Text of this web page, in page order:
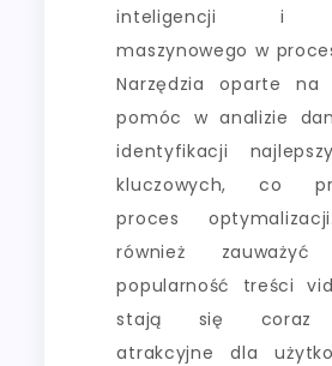
inteligencji i
maszynowego w
Narzędzia oparte
pomóc w analizie
identyfikacji
kluczowych, co
proces
również zauważyć
popularność treści
stają się coraz
atrakcyjne dla